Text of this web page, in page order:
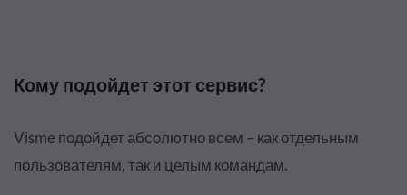
Кому подойдет этот сервис?
Visme подойдет абсолютно всем – как отдельным
пользователям, так и целым командам.